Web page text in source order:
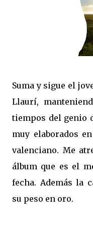
Suma y sigue el
Llaurí,
tiempos del genio
muy elaborados
valenciano. Me
álbum que es el
fecha. Además la
su peso en oro.